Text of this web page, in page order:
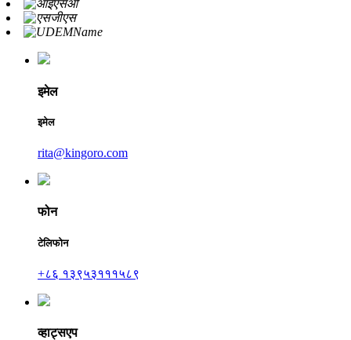
इमेल
इमेल
rita@kingoro.com
फोन
टेलिफोन
+८६ १३९५३१११५८९
व्हाट्सएप